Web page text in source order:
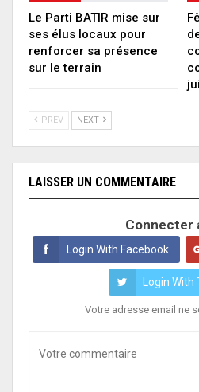
Le Parti BATIR mise sur
ses élus locaux pour
renforcer sa présence
sur le terrain
PREV NEXT
LAISSER UN COMMENTAIRE
Connecter
Login With Facebook
Login
Votre adresse email ne